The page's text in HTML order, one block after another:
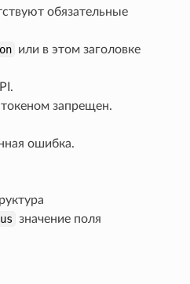
обязательные
или в этом заголовке
запрещен.
ошибка.
значение поля